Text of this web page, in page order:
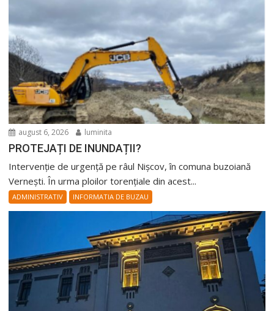
august 6, 2026 luminita
PROTEJAȚI DE INUNDAȚII?
Intervenție de urgență pe râul Nișcov, în comuna buzoiană
Vernești. În urma ploilor torențiale din acest...
ADMINISTRATIV INFORMATIA DE BUZAU